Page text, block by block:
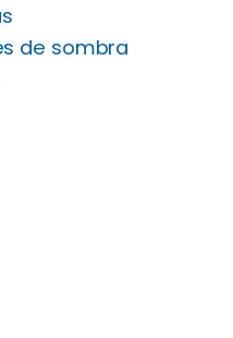
de sombra